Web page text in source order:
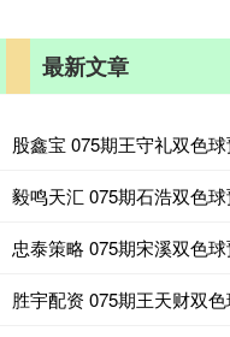
最新文章
股鑫宝 075期王守礼双色
毅鸣天汇 075期石浩双色
忠泰策略 075期宋溪双色
胜宇配资 075期王天财双